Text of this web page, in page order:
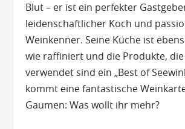
Blut – er ist ein perfekter
leidenschaftlicher Koch und
Weinkenner. Seine Küche ist
wie raffiniert und die Produkte,
verwendet sind ein „Best of
kommt eine fantastische
Gaumen: Was wollt ihr mehr?